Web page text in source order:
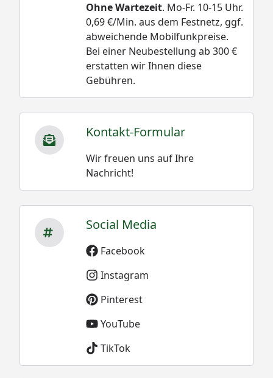
Ohne Wartezeit. Mo-Fr. 10-15 Uhr.
0,69 €/Min. aus dem Festnetz, ggf.
abweichende Mobilfunkpreise.
Bei einer Neubestellung ab 300 €
erstatten wir Ihnen diese
Gebühren.
Kontakt-Formular
Wir freuen uns auf Ihre
Nachricht!
Social Media
Facebook
Instagram
Pinterest
YouTube
TikTok